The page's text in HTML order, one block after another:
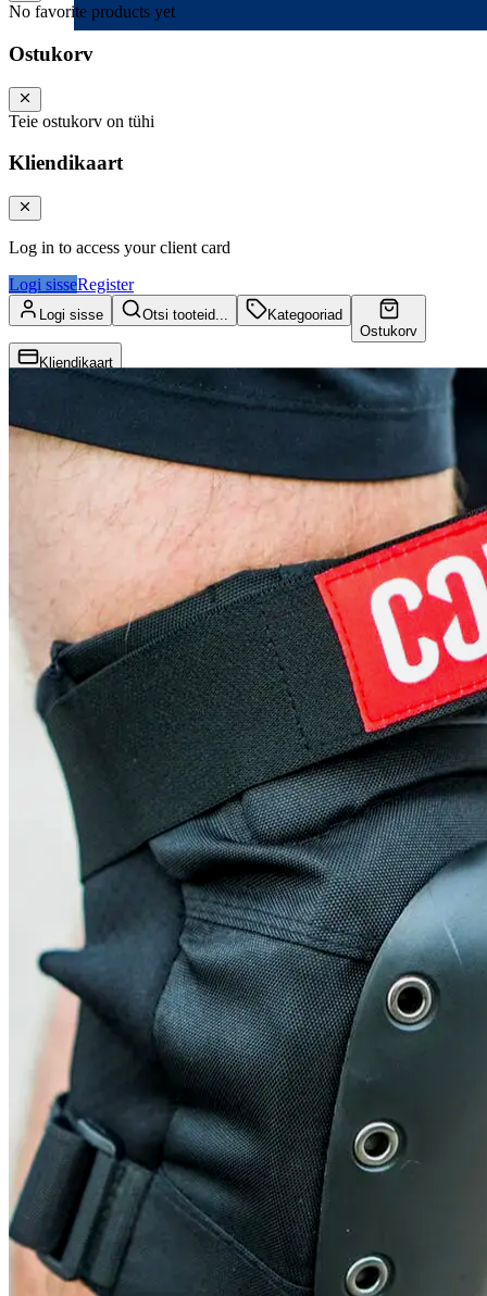
No favorite products yet
Ostukorv
Teie ostukorv on tühi
Kliendikaart
Log in to access your client card
Logi sisseRegister
Logi sisse Otsi tooteid...
Kategooriad
Ostukorv
Kliendikaart